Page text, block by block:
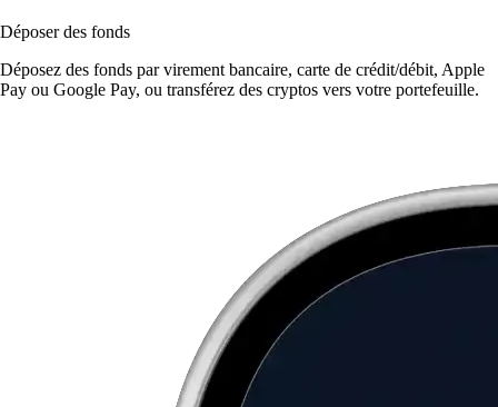
Déposer des fonds
Déposez des fonds par virement bancaire, carte de crédit/débit, Apple
Pay ou Google Pay, ou transférez des cryptos vers votre portefeuille.